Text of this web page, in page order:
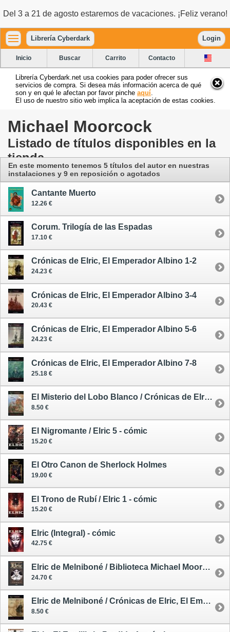
Del 3 a 21 de agosto estaremos de vacaciones. ¡Feliz verano!
Librería Cyberdark Login
Inicio Buscar Carrito Contacto
Librería Cyberdark.net usa cookies para poder ofrecer sus
servicios de compra. Si desea más información acerca de qué
son y en qué le afectan por favor pinche aquí
El uso de nuestro sitio web implica la aceptación de estas cookies.
Michael Moorcock
Listado de títulos disponibles en la
tienda
En este momento tenemos 5 títulos del autoren nuestras
instalaciones y 9 en reposición o agotados
Cantante Muerto
12.26 €
Corum. Trilogía de las Espadas
17.10 €
Crónicas de Elric, El Emperador Albino 1-2
24.23 €
Crónicas de Elric, El Emperador Albino 3-4
20.43 €
Crónicas de Elric, El Emperador Albino 5-6
24.23 €
Crónicas de Elric, El Emperador Albino 7-8
25.18 €
El Misterio del Lobo Blanco / Crónicas de Elric, El Emperador Albino 4
8.50 €
El Nigromante / Elric 5 - cómic
15.20 €
El Otro Canon de Sherlock Holmes
19.00 €
El Trono de Rubí / Elric 1 - cómic
15.20 €
Elric (Integral) - cómic
42.75 €
Elric de Melniboné / Biblioteca Michael Moorcock 1 - cómic
24.70 €
Elric de Melniboné / Crónicas de Elric, El Emperador Albino 1
8.50 €